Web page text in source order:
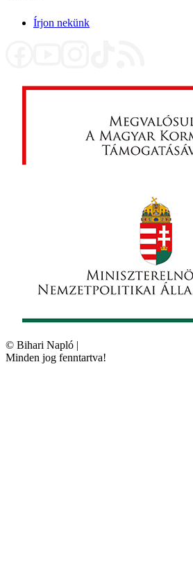
Írjon nekünk
© Bihari Napló |
Minden jog fenntartva!